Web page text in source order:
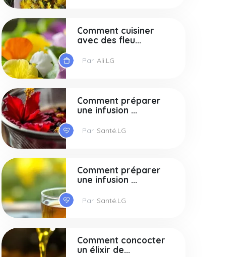
Comment cuisiner
avec des fleu...
Par Ali.LG
Comment préparer
une infusion ...
Par Santé.LG
Comment préparer
une infusion ...
Par Santé.LG
Comment concocter
un élixir de...